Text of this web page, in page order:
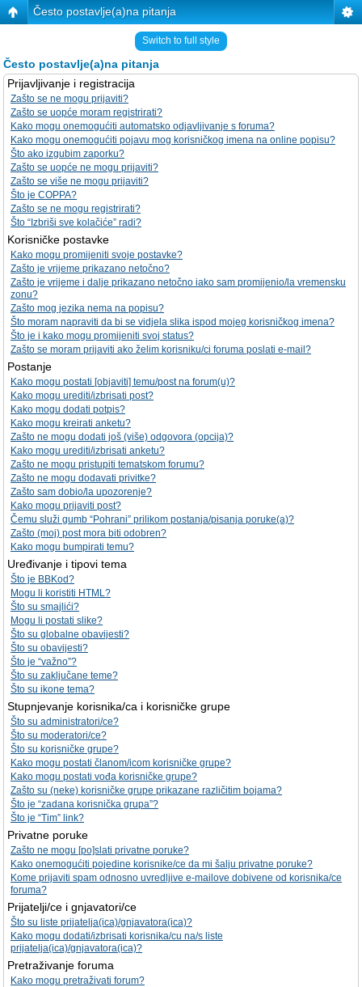
Često postavlje(a)na pitanja
Switch to full style
Često postavlje(a)na pitanja
Prijavljivanje i registracija
Zašto se ne mogu prijaviti?
Zašto se uopće moram registrirati?
Kako mogu onemogućiti automatsko odjavljivanje s foruma?
Kako mogu onemogućiti pojavu mog korisničkog imena na online popisu?
Što ako izgubim zaporku?
Zašto se uopće ne mogu prijaviti?
Zašto se više ne mogu prijaviti?
Što je COPPA?
Zašto se ne mogu registrirati?
Što “Izbriši sve kolačiće” radi?
Korisničke postavke
Kako mogu promijeniti svoje postavke?
Zašto je vrijeme prikazano netočno?
Zašto je vrijeme i dalje prikazano netočno iako sam promijenio/la vremensku
zonu?
Zašto mog jezika nema na popisu?
Što moram napraviti da bi se vidjela slika ispod mojeg korisničkog imena?
Što je i kako mogu promijeniti svoj status?
Zašto se moram prijaviti ako želim korisniku/ci foruma poslati e-mail?
Postanje
Kako mogu postati [objaviti] temu/post na forum(u)?
Kako mogu urediti/izbrisati post?
Kako mogu dodati potpis?
Kako mogu kreirati anketu?
Zašto ne mogu dodati još (više) odgovora (opcija)?
Kako mogu urediti/izbrisati anketu?
Zašto ne mogu pristupiti tematskom forumu?
Zašto ne mogu dodavati privitke?
Zašto sam dobio/la upozorenje?
Kako mogu prijaviti post?
Čemu služi gumb “Pohrani” prilikom postanja/pisanja poruke(a)?
Zašto (moj) post mora biti odobren?
Kako mogu bumpirati temu?
Uređivanje i tipovi tema
Što je BBKod?
Mogu li koristiti HTML?
Što su smajlići?
Mogu li postati slike?
Što su globalne obavijesti?
Što su obavijesti?
Što je “važno”?
Što su zaključane teme?
Što su ikone tema?
Stupnjevanje korisnika/ca i korisničke grupe
Što su administratori/ce?
Što su moderatori/ce?
Što su korisničke grupe?
Kako mogu postati članom/icom korisničke grupe?
Kako mogu postati vođa korisničke grupe?
Zašto su (neke) korisničke grupe prikazane različitim bojama?
Što je “zadana korisnička grupa”?
Što je “Tim” link?
Privatne poruke
Zašto ne mogu [po]slati privatne poruke?
Kako onemogućiti pojedine korisnike/ce da mi šalju privatne poruke?
Kome prijaviti spam odnosno uvredljive e-mailove dobivene od korisnika/ce
foruma?
Prijatelji/ce i gnjavatori/ce
Što su liste prijatelja(ica)/gnjavatora(ica)?
Kako mogu dodati/izbrisati korisnika/cu na/s liste
prijatelja(ica)/gnjavatora(ica)?
Pretraživanje foruma
Kako mogu pretraživati forum?